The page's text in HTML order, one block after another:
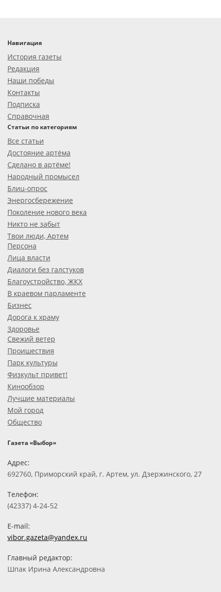
Навигация
История газеты
Редакция
Наши победы
Контакты
Подписка
Справочная
Статьи по категориям
Все статьи
Достояние артёма
Сделано в артёме!
Народный промысел
Блиц-опрос
Энергосбережение
Поколение нового века
Никто не забыт
Твои люди, Артем
Персона
Лица власти
Диалоги без галстуков
Благоустройство, ЖКХ
В краевом парламенте
Бизнес
Дорога к храму
Здоровье
Свежий ветер
Проишествия
Парк культуры
Физкульт привет!
Кинообзор
Лучшие материалы
Мой город
Общество
Газета «Выбор»
Адрес:
692760, Приморский край, г. Артем, ул. Дзержинского, 27
Телефон:
(42337) 4-24-52
E-mail:
vibor.gazeta@yandex.ru
Главный редактор:
Шпак Ирина Александровна